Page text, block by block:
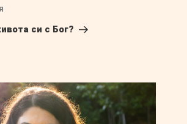
си с Бог?